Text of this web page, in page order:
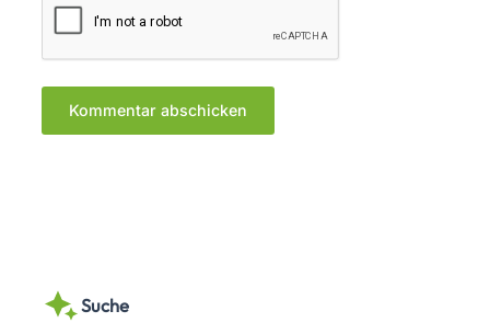
Suche